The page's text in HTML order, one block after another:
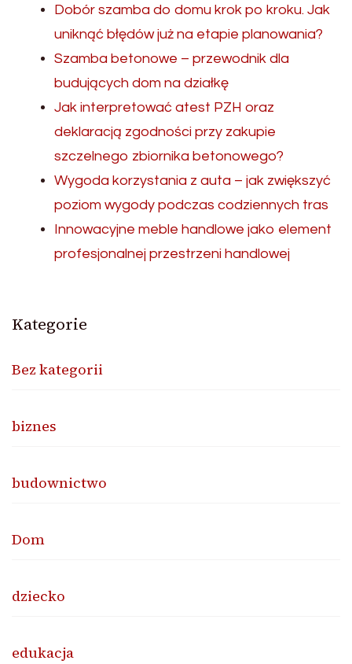
Dobór szamba do domu krok po kroku. Jak
uniknąć błędów już na etapie planowania?
Szamba betonowe – przewodnik dla
budujących dom na działkę
Jak interpretować atest PZH oraz
deklaracją zgodności przy zakupie
szczelnego zbiornika betonowego?
Wygoda korzystania z auta – jak zwiększyć
poziom wygody podczas codziennych tras
Innowacyjne meble handlowe jako element
profesjonalnej przestrzeni handlowej
Kategorie
Bez kategorii
biznes
budownictwo
Dom
dziecko
edukacja